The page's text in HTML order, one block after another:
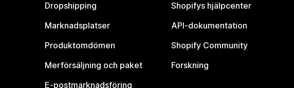
Dropshipping
Marknadsplatser
Produktomdömen
Merförsäljning och paket
E-postmarknadsföring
Shopifys hjälpcenter
API-dokumentation
Shopify Community
Forskning